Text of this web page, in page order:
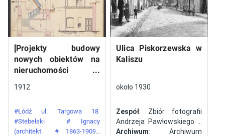
[Projekty budowy
nowych obiektów na
nieruchomości
numerem 34 przy ulicy
Łodzi]
1912
#Łódź ul. Targowa 18
#Stebelski
# Ignacy
(architekt
# 1863-1909)
Ulica Piskorzewska w
Kaliszu
około 1930
Zespół: Zbiór fotografii
Andrzeja Pawłowskiego z
Kalisza
Archiwum: Archiwum